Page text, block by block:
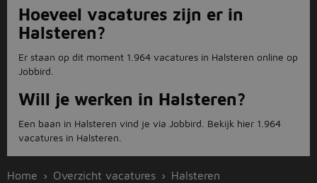
Hoeveel vacatures zijn er in
Halsteren?
Er staan op dit moment 1.964 vacatures in Halsteren online op
Jobbird.
Will je werken in Halsteren?
Een baan in Halsteren vind je via Jobbird. Bekijk hier 1.964
vacatures in Halsteren.
Home Overzicht vacatures Halsteren